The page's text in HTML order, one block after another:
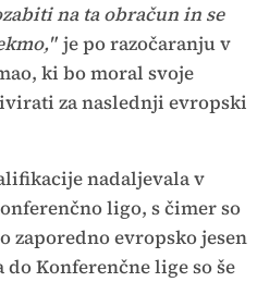
na ta obračun in se
je po razočaranju v
ki bo moral svoje
za naslednji evropski
nadaljevala v
ligo, s čimer so
zaporedno evropsko jesen
Konferenčne lige so še